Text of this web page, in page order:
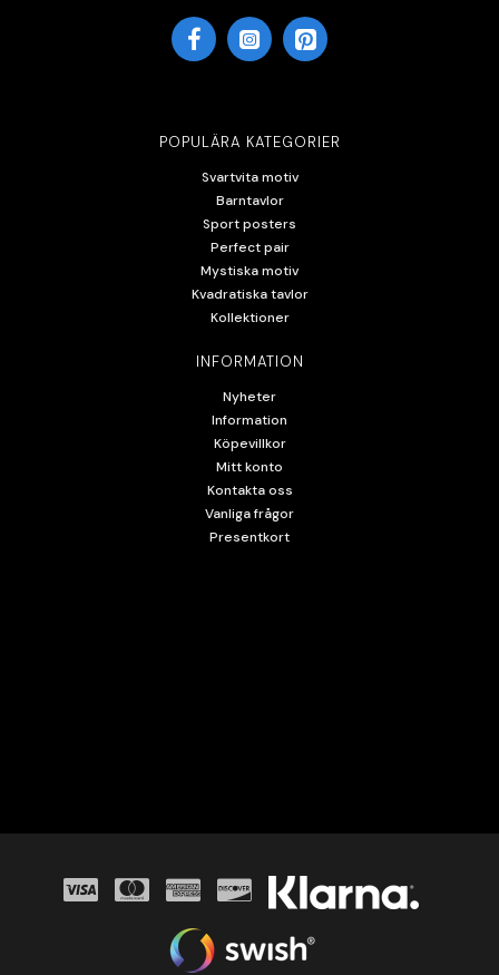
POPULÄRA KATEGORIER
Svartvita motiv
Barntavlor
Sport posters
Perfect pair
Mystiska motiv
Kvadratiska tavlor
Kollektioner
INFORMATION
Nyheter
Information
Köpevillkor
Mitt konto
Kontakta oss
Vanliga frågor
Presentkort